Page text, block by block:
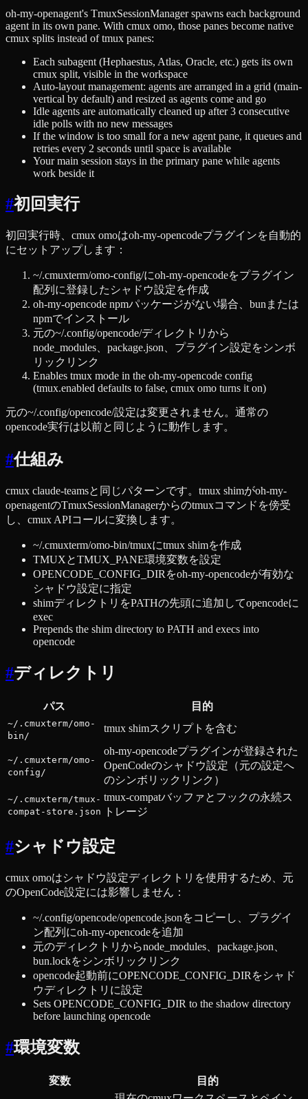
oh-my-openagent's TmuxSessionManager spawns each background
agent in its own pane. With cmux omo, those panes become native
cmux splits instead of tmux panes:
Each subagent (Hephaestus, Atlas, Oracle, etc.) gets its own
cmux split, visible in the workspace
Auto-layout management: agents are arranged in a grid (main-
vertical by default) and resized as agents come and go
Idle agents are automatically cleaned up after 3 consecutive
idle polls with no new messages
If the window is too small for a new agent pane, it queues and
retries every 2 seconds until space is available
Your main session stays in the primary pane while agents
work beside it
#初回実行
初回実行時、cmux omoはoh-my-opencodeプラグインを自動的
にセットアップします：
~/.cmuxterm/omo-config/にoh-my-opencodeをプラグイン
配列に登録したシャドウ設定を作成
oh-my-opencode npmパッケージがない場合、bunまたは
npmでインストール
元の~/.config/opencode/ディレクトリから
node_modules、package.json、プラグイン設定をシンボ
リックリンク
Enables tmux mode in the oh-my-opencode config
(tmux.enabled defaults to false, cmux omo turns it on)
元の~/.config/opencode/設定は変更されません。通常の
opencode実行は以前と同じように動作します。
#仕組み
cmux claude-teamsと同じパターンです。tmux shimがoh-my-
openagentのTmuxSessionManagerからのtmuxコマンドを傍受
し、cmux APIコールに変換します。
~/.cmuxterm/omo-bin/tmuxにtmux shimを作成
TMUXとTMUX_PANE環境変数を設定
OPENCODE_CONFIG_DIRをoh-my-opencodeが有効な
シャドウ設定に指定
shimディレクトリをPATHの先頭に追加してopencodeに
exec
Prepends the shim directory to PATH and execs into
opencode
#ディレクトリ
パス 目的
~/.cmuxterm/omo-
bin/
tmux shimスクリプトを含む
~/.cmuxterm/omo-
config/
oh-my-opencodeプラグインが登録された
OpenCodeのシャドウ設定（元の設定へ
のシンボリックリンク）
~/.cmuxterm/tmux-
compat-store.json
tmux-compatバッファとフックの永続ス
トレージ
#シャドウ設定
cmux omoはシャドウ設定ディレクトリを使用するため、元
のOpenCode設定には影響しません：
~/.config/opencode/opencode.jsonをコピーし、プラグイ
ン配列にoh-my-opencodeを追加
元のディレクトリからnode_modules、package.json、
bun.lockをシンボリックリンク
opencode起動前にOPENCODE_CONFIG_DIRをシャド
ウディレクトリに設定
Sets OPENCODE_CONFIG_DIR to the shadow directory
before launching opencode
#環境変数
変数
目的